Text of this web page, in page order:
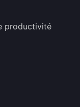
productivité